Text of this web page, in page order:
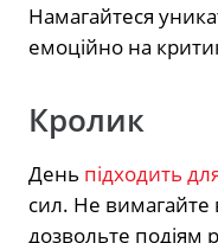
Намагайтеся
емоційно на
Кролик
День підходить
сил. Не вимагайте
дозвольте подіям